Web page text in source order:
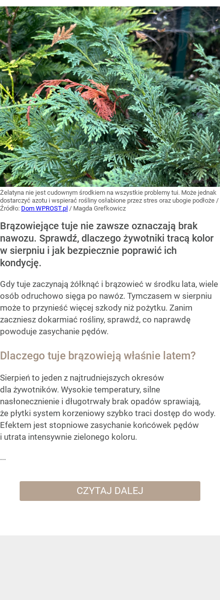
Żelatyna nie jest cudownym środkiem na wszystkie problemy tui. Może jednak
dostarczyć azotu i wspierać rośliny osłabione przez stres oraz ubogie podłoże /
Źródło: Dom WPROST.pl / Magda Grefkowicz
Brązowiejące tuje nie zawsze oznaczają brak
nawozu. Sprawdź, dlaczego żywotniki tracą kolor
w sierpniu i jak bezpiecznie poprawić ich
kondycję.
Gdy tuje zaczynają żółknąć i brązowieć w środku lata, wiele
osób odruchowo sięga po nawóz. Tymczasem w sierpniu
może to przynieść więcej szkody niż pożytku. Zanim
zaczniesz dokarmiać rośliny, sprawdź, co naprawdę
powoduje zasychanie pędów.
Dlaczego tuje brązowieją właśnie latem?
Sierpień to jeden z najtrudniejszych okresów
dla żywotników. Wysokie temperatury, silne
nasłonecznienie i długotrwały brak opadów sprawiają,
że płytki system korzeniowy szybko traci dostęp do wody.
Efektem jest stopniowe zasychanie końcówek pędów
i utrata intensywnie zielonego koloru.
...
CZYTAJ DALEJ